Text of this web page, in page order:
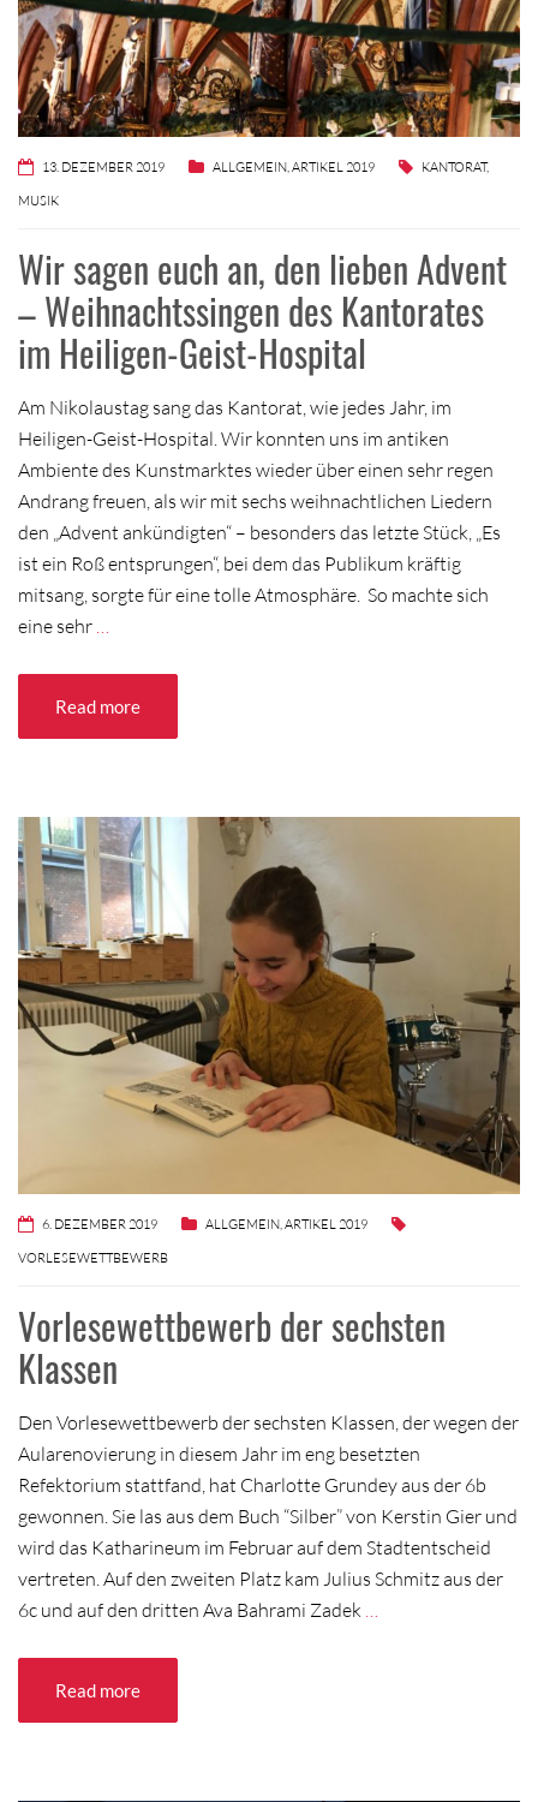
13. DEZEMBER 2019 ALLGEMEIN,ARTIKEL 2019 KANTORAT,
MUSIK
Wir sagen euch an, den lieben Advent
– Weihnachtssingen des Kantorates
im Heiligen-Geist-Hospital
Am Nikolaustag sang das Kantorat, wie jedes Jahr, im
Heiligen-Geist-Hospital. Wir konnten uns im antiken
Ambiente des Kunstmarktes wieder über einen sehr regen
Andrang freuen, als wir mit sechs weihnachtlichen Liedern
den „Advent ankündigten“ – besonders das letzte Stück, „Es
ist ein Roß entsprungen“, bei dem das Publikum kräftig
mitsang, sorgte für eine tolle Atmosphäre. So machte sich
eine sehr …
Read more
6. DEZEMBER 2019 ALLGEMEIN ARTIKEL 2019
VORLESEWETTBEWERB
Vorlesewettbewerb der sechsten
Klassen
Den Vorlesewettbewerb der sechsten Klassen, der wegen der
Aularenovierung in diesem Jahr im eng besetzten
Refektorium stattfand, hat Charlotte Grundey aus der 6b
gewonnen. Sie las aus dem Buch “Silber” von Kerstin Gier und
wird das Katharineum im Februar auf dem Stadtentscheid
vertreten. Auf den zweiten Platz kam Julius Schmitz aus der
6c und auf den dritten Ava Bahrami Zadek
Read more